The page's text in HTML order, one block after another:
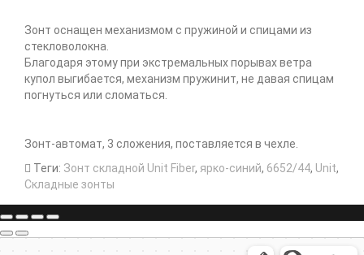
Зонт оснащен механизмом с пружиной и спицами из
стекловолокна.
Благодаря этому при экстремальных порывах ветра
купол выгибается, механизм пружинит, не давая спицам
погнуться или сломаться.
Зонт-автомат, 3 сложения, поставляется в чехле.
Теги: Зонт складной Unit Fiber, ярко-синий, 6652/44, Unit,
Складные зонты